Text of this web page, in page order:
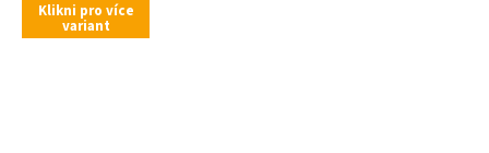
Klikni pro více
variant